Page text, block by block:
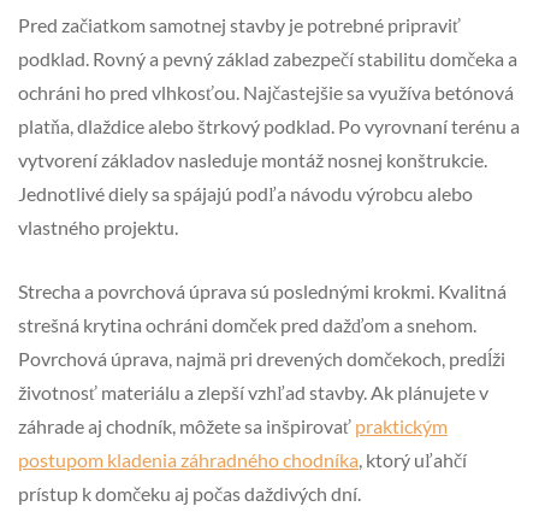
Pred začiatkom samotnej stavby je potrebné pripraviť
podklad. Rovný a pevný základ zabezpečí stabilitu domčeka a
ochráni ho pred vlhkosťou. Najčastejšie sa využíva betónová
platňa, dlaždice alebo štrkový podklad. Po vyrovnaní terénu a
vytvorení základov nasleduje montáž nosnej konštrukcie.
Jednotlivé diely sa spájajú podľa návodu výrobcu alebo
vlastného projektu.
Strecha a povrchová úprava sú poslednými krokmi. Kvalitná
strešná krytina ochráni domček pred dažďom a snehom.
Povrchová úprava, najmä pri drevených domčekoch, predĺži
životnosť materiálu a zlepší vzhľad stavby. Ak plánujete v
záhrade aj chodník, môžete sa inšpirovať praktickým
postupom kladenia záhradného chodníka, ktorý uľahčí
prístup k domčeku aj počas daždivých dní.